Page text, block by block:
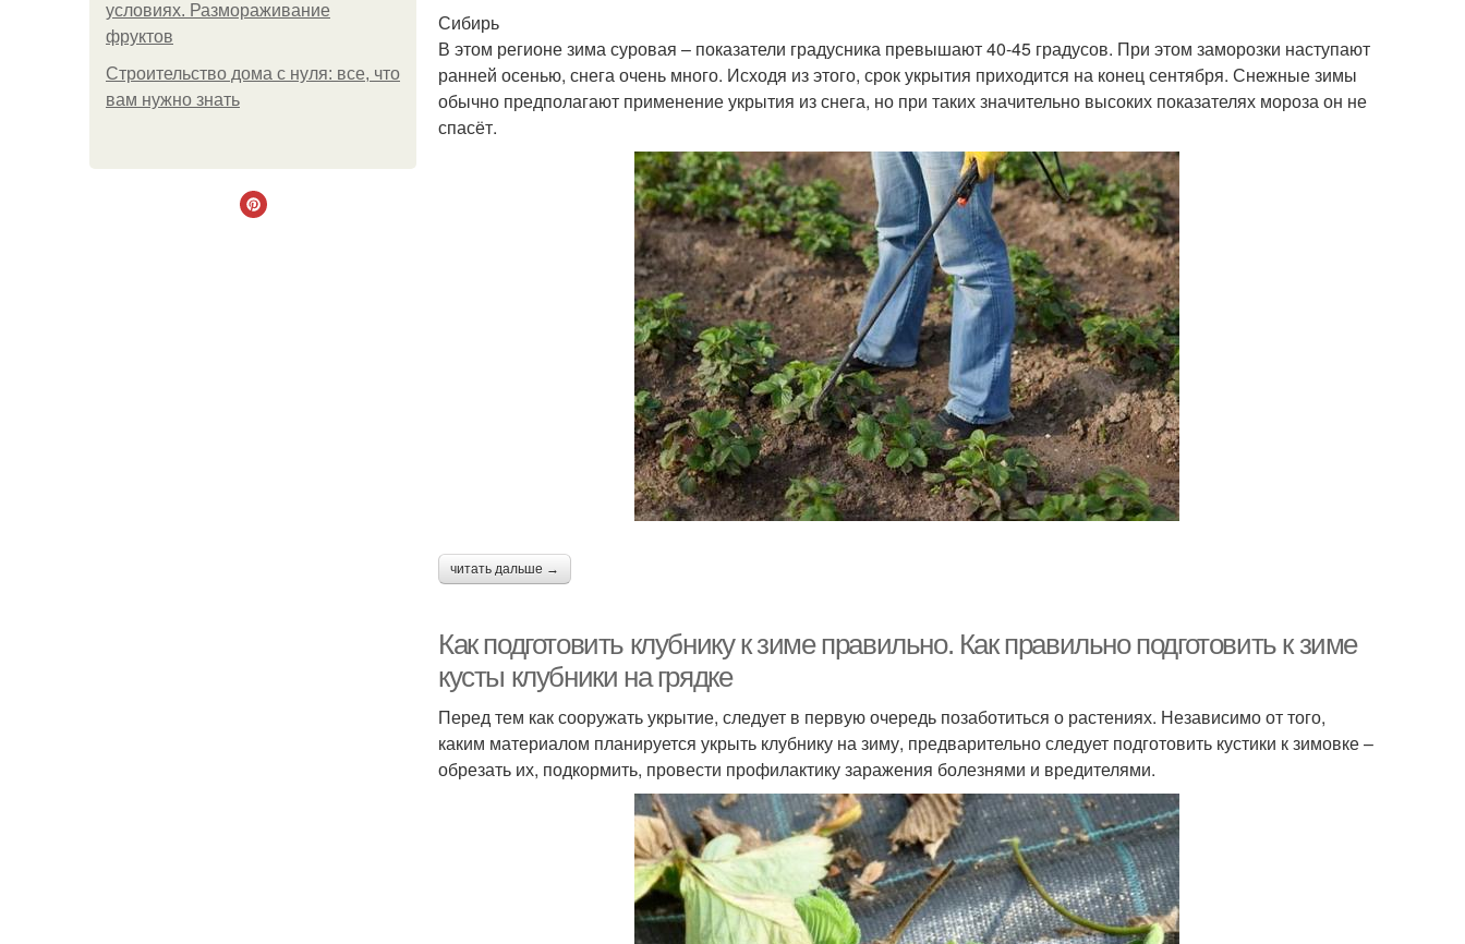
условиях. Размораживание
фруктов
Строительство дома с нуля: все, что
вам нужно знать
Сибирь
В этом регионе зима суровая – показатели градусника превышают 40-45 градусов. При этом заморозки наступают
ранней осенью, снега очень много. Исходя из этого, срок укрытия приходится на конец сентября. Снежные зимы
обычно предполагают применение укрытия из снега, но при таких значительно высоких показателях мороза он не
спасёт.
читать дальше →
Как подготовить клубнику к зиме правильно. Как правильно подготовить к зиме
кусты клубники на грядке
Перед тем как сооружать укрытие, следует в первую очередь позаботиться о растениях. Независимо от того,
каким материалом планируется укрыть клубнику на зиму, предварительно следует подготовить кустики к зимовке –
обрезать их, подкормить, провести профилактику заражения болезнями и вредителями.